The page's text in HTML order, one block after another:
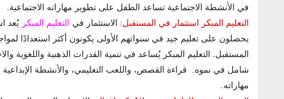
في الأنشطة الاجتماعية تساعد الطفل على تطوير مهاراته الاجتماعية.
التعليم المبكر استثمار في المستقبل: الاستثمار في التعليم المبكر يُعد
يحصلون على تعليم جيد في سنواتهم الأولى يكونون أكثر استعدادًا
المستقبل. التعليم المبكر يُساعد في تنمية القدرات الذهنية واللغوية
شامل في نموه. قراءة القصص، واللعب التعليمي، والأنشطة
مهاراته.